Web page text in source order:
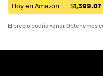
Hoy en Amazon — $1,399.07
El precio podría variar. Obtenemos